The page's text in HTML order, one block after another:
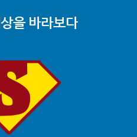
을 바라보다